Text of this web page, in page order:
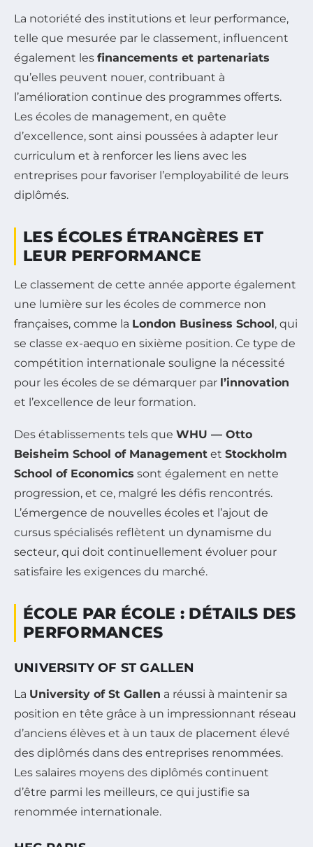
La notoriété des institutions et leur performance,
telle que mesurée par le classement, influencent
également les financements et partenariats
qu’elles peuvent nouer, contribuant à
l’amélioration continue des programmes offerts.
Les écoles de management, en quête
d’excellence, sont ainsi poussées à adapter leur
curriculum et à renforcer les liens avec les
entreprises pour favoriser l’employabilité de leurs
diplômés.
LES ÉCOLES ÉTRANGÈRES ET
LEUR PERFORMANCE
Le classement de cette année apporte également
une lumière sur les écoles de commerce non
françaises, comme la London Business School , qui
se classe ex-aequo en sixième position. Ce type de
compétition internationale souligne la nécessité
pour les écoles de se démarquer par l’innovation
et l’excellence de leur formation.
Des établissements tels que WHU — Otto
Beisheim School of Management et Stockholm
School of Economics sont également en nette
progression, et ce, malgré les défis rencontrés.
L’émergence de nouvelles écoles et l’ajout de
cursus spécialisés reflètent un dynamisme du
secteur, qui doit continuellement évoluer pour
satisfaire les exigences du marché.
ÉCOLE PAR ÉCOLE : DÉTAILS DES
PERFORMANCES
UNIVERSITY OF ST GALLEN
La University of St Gallen a réussi à maintenir sa
position en tête grâce à un impressionnant réseau
d’anciens élèves et à un taux de placement élevé
des diplômés dans des entreprises renommées.
Les salaires moyens des diplômés continuent
d’être parmi les meilleurs, ce qui justifie sa
renommée internationale.